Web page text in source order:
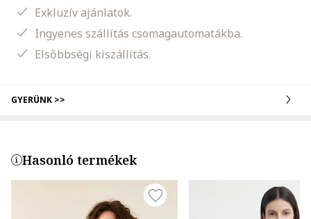
Exkluzív ajánlatok.
Ingyenes szállítás csomagautomatákba.
Elsőbbségi kiszállítás.
GYERÜNK >>
Hasonló termékek